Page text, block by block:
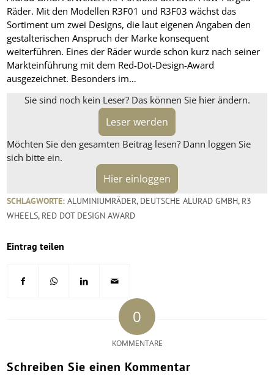
Räder. Mit den Modellen R3F01 und R3F03 wächst das
Sortiment um zwei Designs, die laut eigenen Angaben den
gestalterischen Anspruch der Marke konsequent
weiterführen. Eines der Räder wurde schon kurz nach seiner
Markteinführung mit dem Red-Dot-Design-Award
ausgezeichnet. Besonders im…
Sie sind noch kein Leser? Das können Sie hier ändern.
Leser werden
Möchten Sie den gesamten Beitrag lesen? Dann loggen Sie
sich bitte ein.
Hier einloggen
SCHLAGWORTE: ALUMINIUMRÄDER, DEUTSCHE ALURAD GMBH, R3
WHEELS, RED DOT DESIGN AWARD
Eintrag teilen
0
KOMMENTARE
Schreiben Sie einen Kommentar